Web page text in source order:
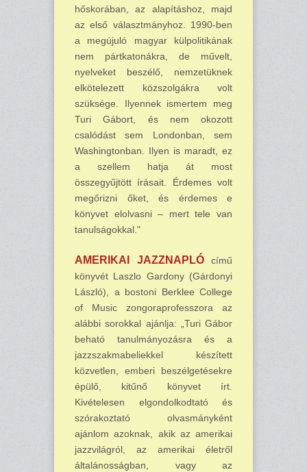
hőskorában, az alapításhoz, majd
az első választmányhoz. 1990-ben
a megújuló magyar külpolitikának
nem pártkatonákra, de művelt,
nyelveket beszélő, nemzetüknek
elkötelezett közszolgákra volt
szüksége. Ilyennek ismertem meg
Turi Gábort, és nem okozott
csalódást sem Londonban, sem
Washingtonban. Ilyen is maradt, ez
a szellem hatja át most
összegyűjtött írásait. Érdemes volt
megőrizni őket, és érdemes e
könyvet elolvasni – mert tele van
tanulságokkal."
AMERIKAI JAZZNAPLÓcímű
könyvét Laszlo Gardony (Gárdonyi
László), a bostoni Berklee College
of Music zongoraprofesszora az
alábbi sorokkal ajánlja:
„Turi Gábor
beható tanulmányozásra és a
jazzszakmabeliekkel készített
közvetlen, emberi beszélgetésekre
épülő, kitűnő könyvet írt.
Kivételesen elgondolkodtató és
szórakoztató olvasmányként
ajánlom azoknak, akik az amerikai
jazzvilágról, az amerikai életről
általánosságban, vagy az